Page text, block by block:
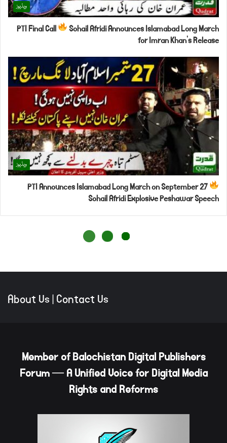
About Us|Contact Us
Member of Balochistan Digital Publishers
Forum — A Unified Voice for Digital Media
Rights and Reforms